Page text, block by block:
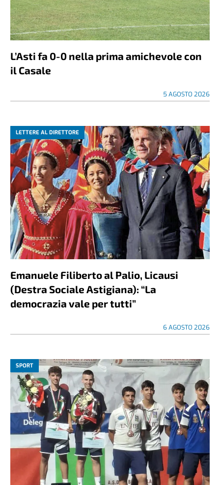
L’Asti fa 0-0 nella prima amichevole con
il Casale
5 AGOSTO 2026
LETTERE AL DIRETTORE
Emanuele Filiberto al Palio, Licausi
(Destra Sociale Astigiana): “La
democrazia vale per tutti”
6 AGOSTO 2026
SPORT